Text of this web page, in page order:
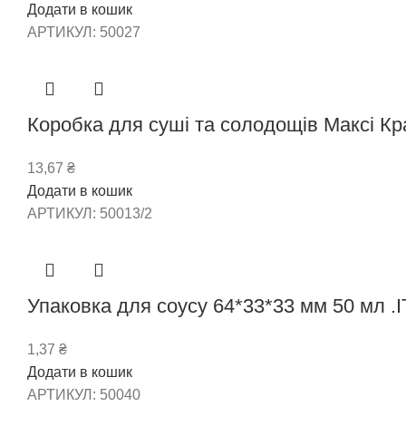
Додати в кошик
АРТИКУЛ: 50027
Коробка для суші та солодощів Максі
13,67 ₴
Додати в кошик
АРТИКУЛ: 50013/2
Упаковка для соусу 64*33*33 мм 50 мл
1,37 ₴
Додати в кошик
АРТИКУЛ: 50040